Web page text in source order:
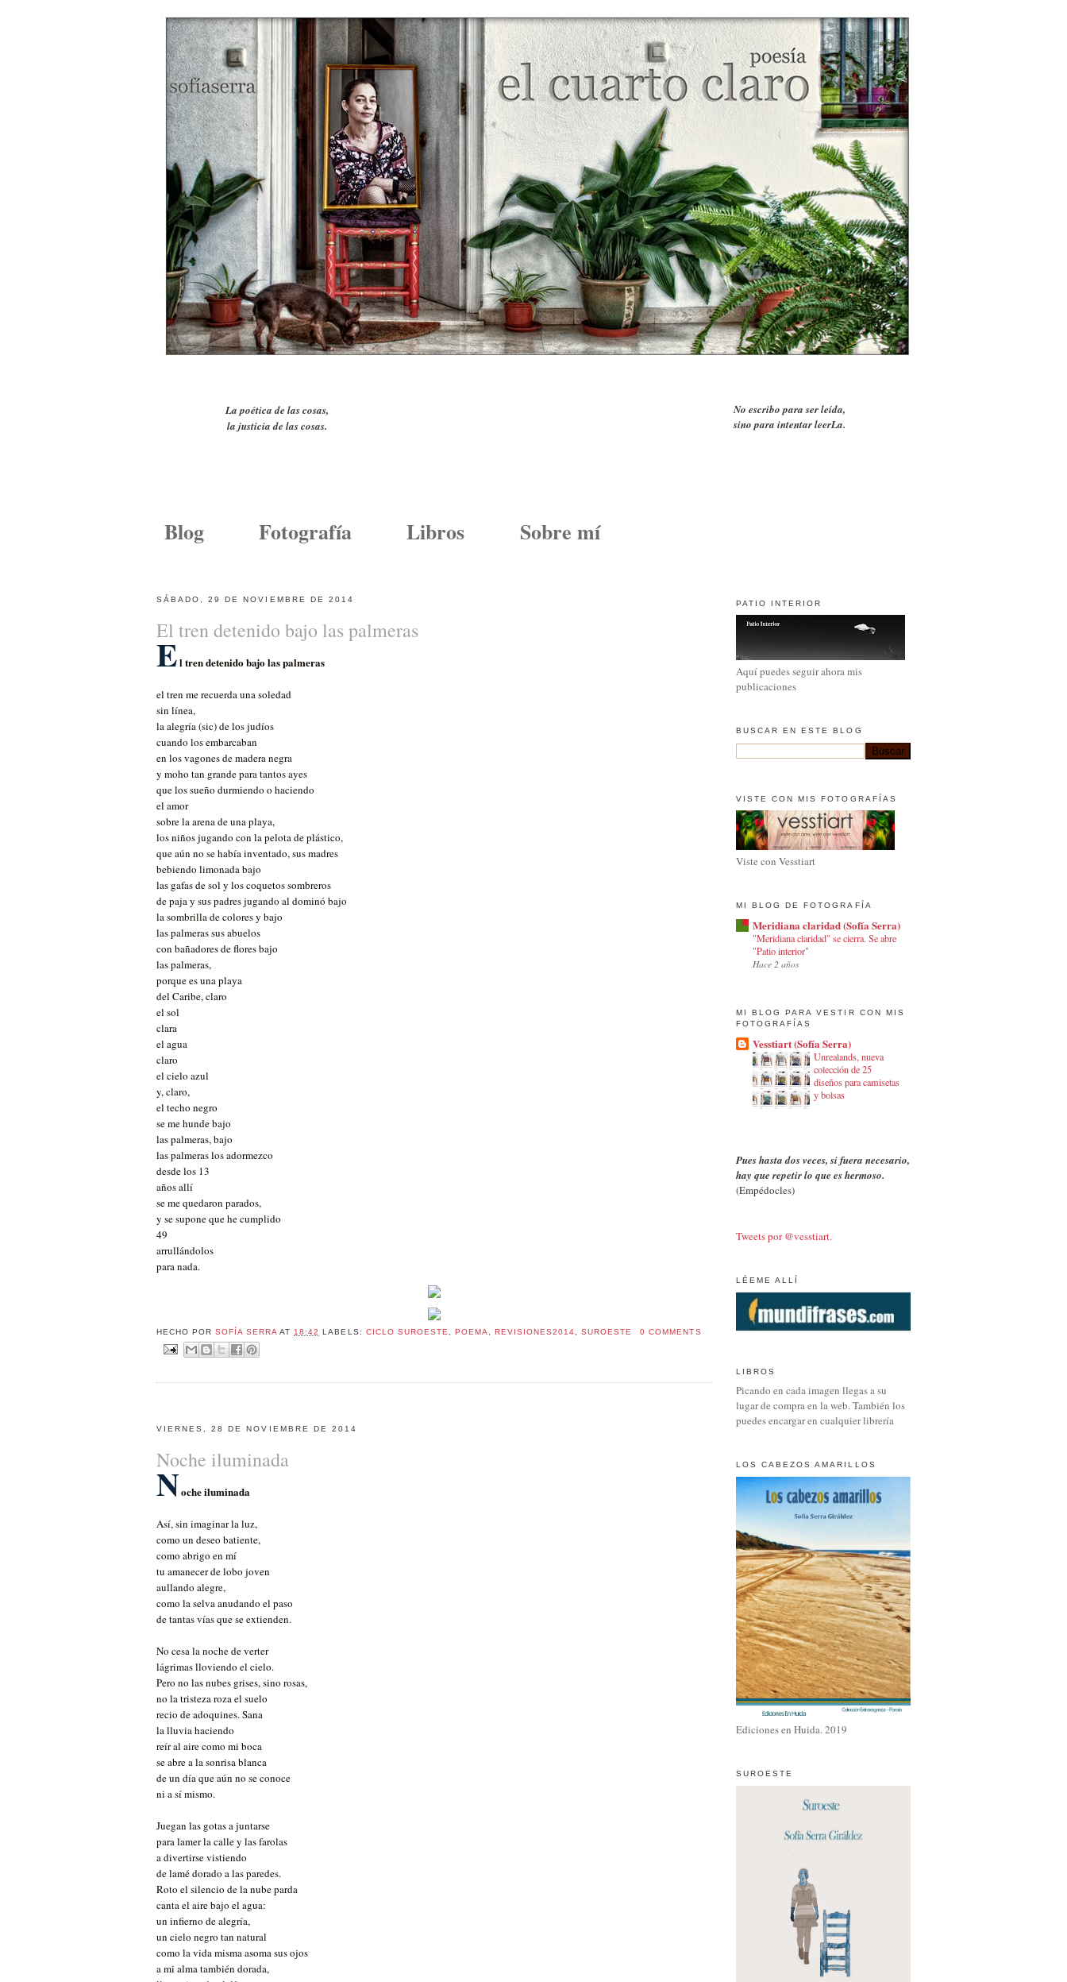
La poética de las cosas,
la justicia de las cosas.
No escribo para ser leída,
sino para intentar leerLa.
Blog Fotografía Libros Sobre mí
SÁBADO, 29 DE NOVIEMBRE DE 2014
El tren detenido bajo las palmeras
El tren detenido bajo las palmeras
el tren me recuerda una soledad
sin línea,
la alegría (sic) de los judíos
cuando los embarcaban
en los vagones de madera negra
y moho tan grande para tantos ayes
que los sueño durmiendo o haciendo
el amor
sobre la arena de una playa,
los niños jugando con la pelota de plástico,
que aún no se había inventado, sus madres
bebiendo limonada bajo
las gafas de sol y los coquetos sombreros
de paja y sus padres jugando al dominó bajo
la sombrilla de colores y bajo
las palmeras sus abuelos
con bañadores de flores bajo
las palmeras,
porque es una playa
del Caribe, claro
el sol
clara
el agua
claro
el cielo azul
y, claro,
el techo negro
se me hunde bajo
las palmeras, bajo
las palmeras los adormezco
desde los 13
años allí
se me quedaron parados,
y se supone que he cumplido
49
arrullándolos
para nada.
HECHO PORSOFÍA SERRAAT 18:42 LABELS: CICLO SUROESTE POEMA REVISIONES2014 ,SUROESTE 0 COMMENTS
VIERNES, 28 DE NOVIEMBRE DE 2014
Noche iluminada
Noche iluminada
Así, sin imaginar la luz,
como un deseo batiente,
como abrigo en mí
tu amanecer de lobo joven
aullando alegre,
como la selva anudando el paso
de tantas vías que se extienden.
No cesa la noche de verter
lágrimas lloviendo el cielo.
Pero no las nubes grises, sino rosas,
no la tristeza roza el suelo
recio de adoquines. Sana
la lluvia haciendo
reír al aire como mi boca
se abre a la sonrisa blanca
de un día que aún no se conoce
ni a sí mismo.
Juegan las gotas a juntarse
para lamer la calle y las farolas
a divertirse vistiendo
de lamé dorado a las paredes.
Roto el silencio de la nube parda
canta el aire bajo el agua:
un infierno de alegría,
un cielo negro tan natural
como la vida misma asoma sus ojos
a mi alma también dorada,
PATIO INTERIOR
Aquí puedes seguir ahora mis
publicaciones
BUSCAR EN ESTE BLOG
VISTE CON MIS FOTOGRAFÍAS
Viste con Vesstiart
MI BLOG DE FOTOGRAFÍA
Meridiana claridad (Sofía Serra)
"Meridiana claridad" se cierra. Se abre
"Patio interior"
Hace 2 años
MI BLOG PARA VESTIR CON MIS
FOTOGRAFÍAS
Vesstiart (Sofía Serra)
Unrealands, nueva
colección de 25
diseños para camisetas
y bolsas
Pues hasta dos veces, si fuera necesario,
hay que repetir lo que es hermoso.
(Empédocles)
Tweets por @vesstiart.
LÉEME ALLÍ
LIBROS
Picando en cada imagen llegas a su
lugar de compra en la web. También los
puedes encargar en cualquier librería
LOS CABEZOS AMARILLOS
Ediciones en Huida. 2019
SUROESTE